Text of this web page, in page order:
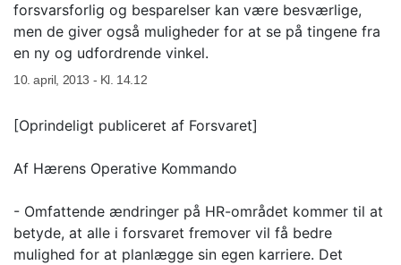
forsvarsforlig og besparelser kan være besværlige,
men de giver også muligheder for at se på tingene fra
en ny og udfordrende vinkel.
10. april, 2013 - Kl. 14.12
[Oprindeligt publiceret af Forsvaret]
Af Hærens Operative Kommando
- Omfattende ændringer på HR-området kommer til at
betyde, at alle i forsvaret fremover vil få bedre
mulighed for at planlægge sin egen karriere. Det